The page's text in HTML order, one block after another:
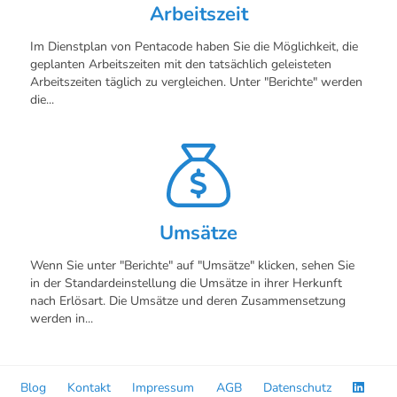
Arbeitszeit
Im Dienstplan von Pentacode haben Sie die Möglichkeit, die
geplanten Arbeitszeiten mit den tatsächlich geleisteten
Arbeitszeiten täglich zu vergleichen. Unter "Berichte" werden
die...
Umsätze
Wenn Sie unter "Berichte" auf "Umsätze" klicken, sehen Sie
in der Standardeinstellung die Umsätze in ihrer Herkunft
nach Erlösart. Die Umsätze und deren Zusammensetzung
werden in...
Blog Kontakt Impressum AGB Datenschutz